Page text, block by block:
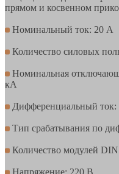
прямом и косвенном
Номинальный ток: 20 А
Количество силовых
Номинальная
кA
Дифференциальный
Тип срабатывания по
Количество модулей
Напряжение: 220 В